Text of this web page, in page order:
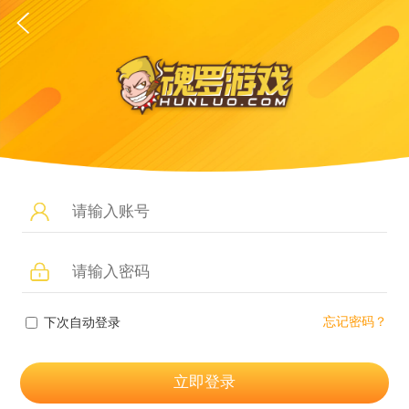
下次自动登录 忘记密码？
立即登录